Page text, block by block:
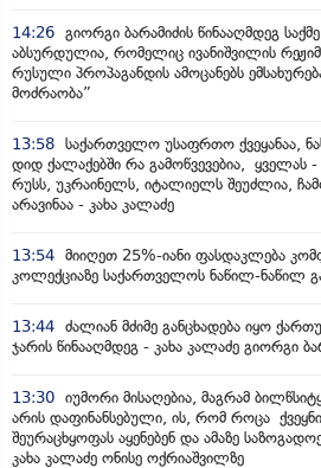
14:26 გიორგი ბარამიძის წინააღმდეგ
აბსურდულია, რომელიც ივანიშვილის
რუსული პროპაგანდის ამოცანებს
მოძრაობა”
13:58 საქართველო უსაფრთო ქვეყანაა,
დიდ ქალაქებში რა გამოწვევებია, ყველას
რუსს, უკრაინელს, იტალიელს შეუძლია,
არავინაა - კახა კალაძე
13:54 მიიღეთ 25%-იანი ფასდაკლება
კოლექციაზე საქართველოს ნაწილ-ნაწილ
13:44 ძალიან მძიმე განცხადება იყო
ჯარის წინააღმდეგ - კახა კალაძე გიორგი
13:30 იუმორი მისაღებია, მაგრამ
არის დაფინანსებული, ის, რომ როცა
შეურაცხყოფას აყენებენ და ამაზე
კახა კალაძე ონისე ოქრიაშვილზე